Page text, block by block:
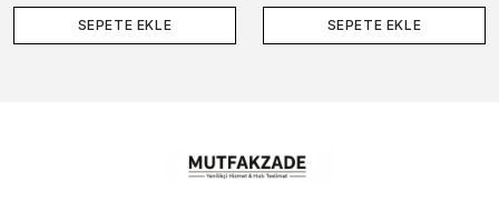
SEPETE EKLE SEPETE EKLE